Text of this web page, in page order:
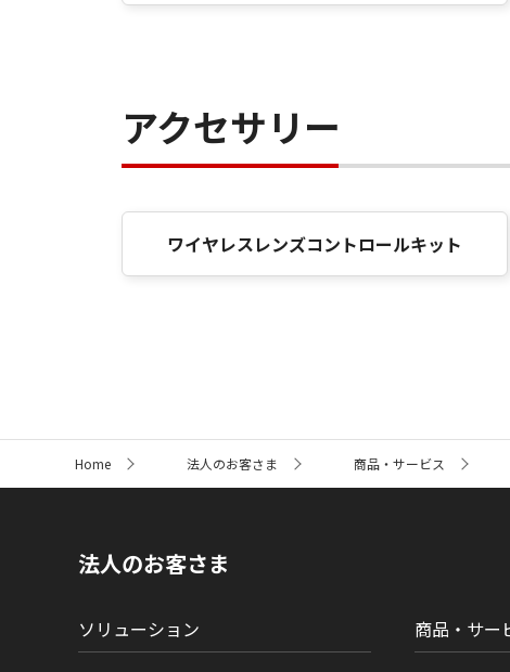
アクセサリー
ワイヤレスレンズコントロールキット
ト
Home 法人のお客さま 商品・サービス
法人のお客さま
ソリューション 商品・サー